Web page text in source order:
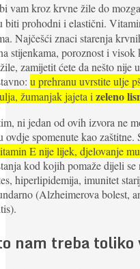
vam kroz krvne žile do
biti prohodni i elastični.
Najčešći znaci starenja
stijenkama, poroznost i
zamijetit ćete da nešto
u prehranu uvrstite ulje
žumanjak jajeta izeleno
ni jedan od ovih izvora ne
ovdje spomenute kao
E nije lijek, djelovanje
kod kojih pomaže dijeli se
hiperlipidemija, imunitet
(Alzheimerova bolest,
nam treba toliko